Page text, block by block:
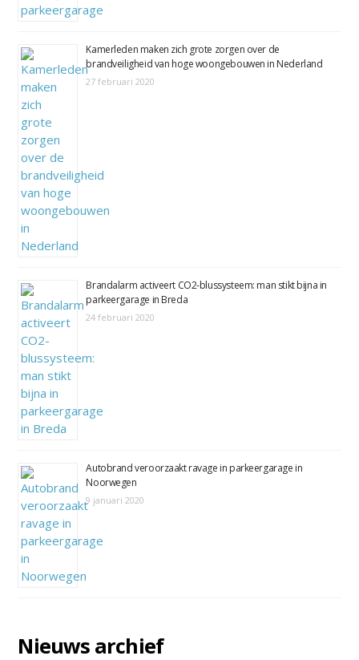
Kamerleden maken zich grote zorgen over de
brandveiligheid van hoge woongebouwen in Nederland
27 februari 2020
Brandalarm activeert CO2-blussysteem: man stikt bijna in
parkeergarage in Breda
24 februari 2020
Autobrand veroorzaakt ravage in parkeergarage in
Noorwegen
9 januari 2020
Nieuws archief